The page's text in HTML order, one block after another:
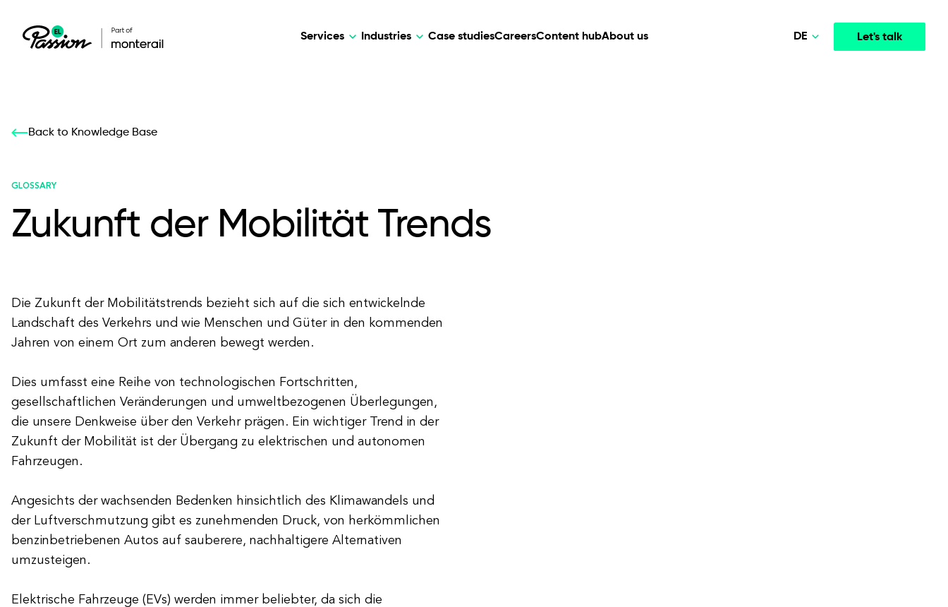
Services
Our services: build,
All services
Industries
Our services: build,
Case studiesCareersContent hubAbout us Let's talk
DE
Back to Knowledge Base
GLOSSARY
Zukunft der Mobilität Trends
Die Zukunft der Mobilitätstrends bezieht sich auf die sich entwickelnde
Landschaft des Verkehrs und wie Menschen und Güter in den kommenden
Jahren von einem Ort zum anderen bewegt werden.
Dies umfasst eine Reihe von technologischen Fortschritten,
gesellschaftlichen Veränderungen und umweltbezogenen Überlegungen,
die unsere Denkweise über den Verkehr prägen. Ein wichtiger Trend in der
Zukunft der Mobilität ist der Übergang zu elektrischen und autonomen
Fahrzeugen.
Angesichts der wachsenden Bedenken hinsichtlich des Klimawandels und
der Luftverschmutzung gibt es zunehmenden Druck, von herkömmlichen
benzinbetriebenen Autos auf sauberere, nachhaltigere Alternativen
umzusteigen.
Elektrische Fahrzeuge (EVs) werden immer beliebter, da sich die